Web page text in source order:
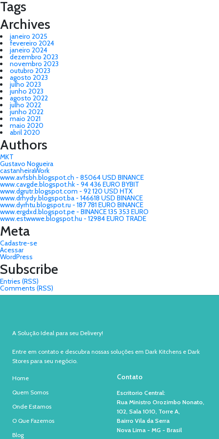
Tags
Archives
janeiro 2025
fevereiro 2024
janeiro 2024
dezembro 2023
novembro 2023
outubro 2023
agosto 2023
julho 2023
junho 2023
agosto 2022
julho 2022
junho 2022
maio 2021
maio 2020
abril 2020
Authors
MKT
Gustavo Nogueira
castanheiraWork
www.avfsbh.blogspot.ch - 85064 USD BINANCE
www.cavgde.blogspot.hk - 94 436 EURO BYBIT
www.dgrutr.blogspot.com - 92 120 USD HTX
www.drhydy.blogspot.ba - 146618 USD BINANCE
www.dyrhtu.blogspot.ru - 187 781 EURO BINANCE
www.ergdxd.blogspot.pe - BINANCE 135 353 EURO
www.estwwwe.blogspot.hu - 12984 EURO TRADE
Meta
Cadastre-se
Acessar
WordPress
Subscribe
Entries (RSS)
Comments (RSS)
A Solução Ideal para seu Delivery!
Entre em contato e descubra nossas soluções em Dark Kitchens e Dark
Stores para seu negócio.
Home
Quem Somos
Onde Estamos
O Que Fazemos
Blog
Contato
Escritorio Central:
Rua Ministro Orozimbo Nonato,
102, Sala 1010, Torre A,
Bairro Vila da Serra
Nova Lima - MG - Brasil